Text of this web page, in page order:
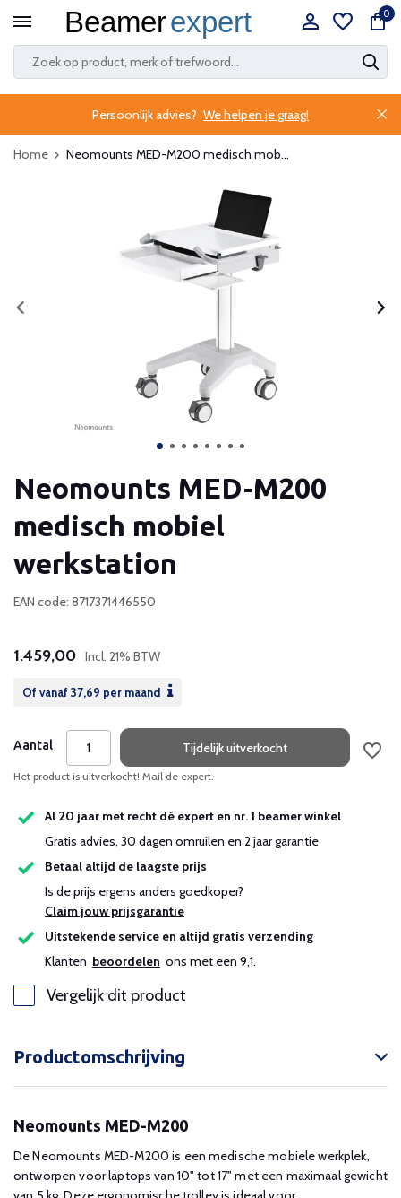
0
Persoonlijk advies? We helpen je graag!
Home Neomounts MED-M200 medisch mob...
Neomounts MED-M200
medisch mobiel
werkstation
EAN code: 8717371446550
1.459,00 Incl. 21% BTW
Of vanaf 37,69 per maand
Aantal Tijdelijk uitverkocht
Het product is uitverkocht! Mail de expert.
Al 20 jaar met recht dé expert en nr. 1 beamer winkel
Gratis advies, 30 dagen omruilen en 2 jaar garantie
Betaal altijd de laagste prijs
Is de prijs ergens anders goedkoper?
Claim jouw prijsgarantie
Uitstekende service en altijd gratis verzending
Klanten beoordelen ons met een 9,1.
Vergelijk dit product
Productomschrijving
Neomounts MED-M200
De Neomounts MED-M200 is een medische mobiele werkplek,
ontworpen voor laptops van 10" tot 17" met een maximaal gewicht